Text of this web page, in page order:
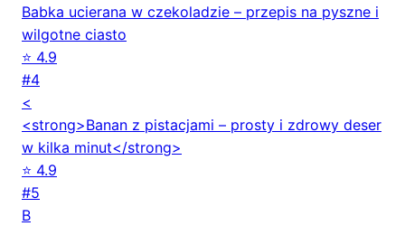
Babka ucierana w czekoladzie – przepis na pyszne i
wilgotne ciasto
⭐ 4.9
#4
<
<strong>Banan z pistacjami – prosty i zdrowy deser
w kilka minut</strong>
⭐ 4.9
#5
B